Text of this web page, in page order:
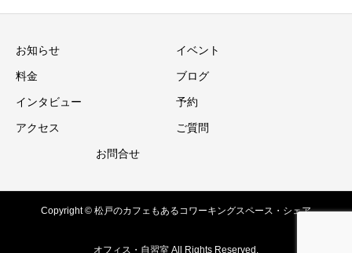
お知らせ イベント
料金 ブログ
インタビュー 予約
アクセス ご質問
お問合せ
Copyright © 松戸のカフェもあるコワーキングスペース・シェア
オフィス・自習室 All Rights Reserved.